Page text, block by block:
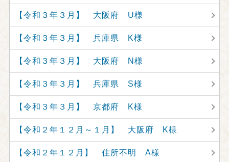
【令和３年３月】 大阪府 U様
【令和３年３月】 兵庫県 K様
【令和３年３月】 大阪府 N様
【令和３年３月】 兵庫県 S様
【令和３年３月】 京都府 K様
【令和２年１２月～１月】 大阪府 K様
【令和２年１２月】 住所不明 A様